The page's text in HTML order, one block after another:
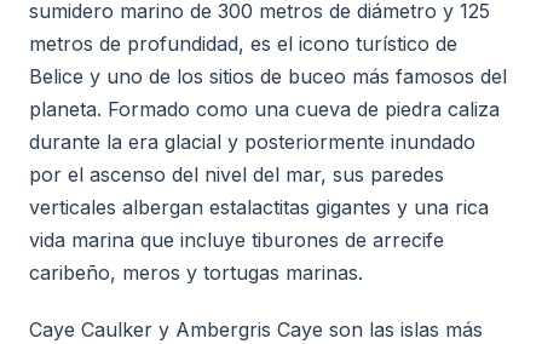
sumidero marino de 300 metros de diámetro y 125
metros de profundidad, es el icono turístico de
Belice y uno de los sitios de buceo más famosos del
planeta. Formado como una cueva de piedra caliza
durante la era glacial y posteriormente inundado
por el ascenso del nivel del mar, sus paredes
verticales albergan estalactitas gigantes y una rica
vida marina que incluye tiburones de arrecife
caribeño, meros y tortugas marinas.
Caye Caulker y Ambergris Caye son las islas más